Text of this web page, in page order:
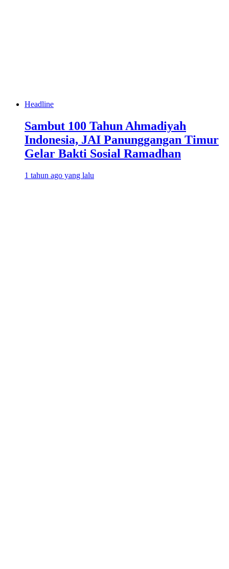
Headline
Sambut 100 Tahun Ahmadiyah
Indonesia, JAI Panunggangan Timur
Gelar Bakti Sosial Ramadhan
1 tahun ago yang lalu